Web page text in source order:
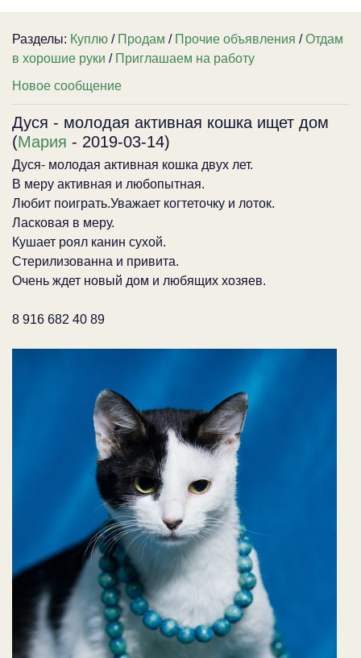
Разделы: Куплю / Продам / Прочие объявления /Отдам
в хорошие руки / Приглашаем на работу
Новое сообщение
Дуся - молодая активная кошка ищет дом
(Мария - 2019-03-14)
Дуся- молодая активная кошка двух лет.
В меру активная и любопытная.
Любит поиграть.Уважает когтеточку и лоток.
Ласковая в меру.
Кушает роял канин сухой.
Стерилизованна и привита.
Очень ждет новый дом и любящих хозяев.
8 916 682 40 89